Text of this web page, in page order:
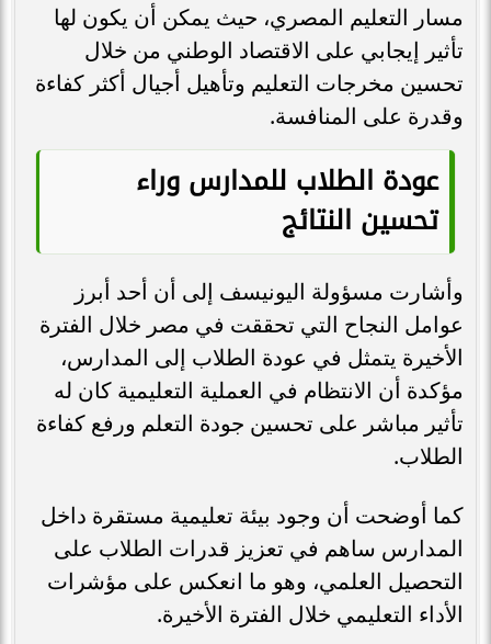
مسار التعليم المصري، حيث يمكن أن يكون لها
تأثير إيجابي على الاقتصاد الوطني من خلال
تحسين مخرجات التعليم وتأهيل أجيال أكثر كفاءة
وقدرة على المنافسة.
عودة الطلاب للمدارس وراء
تحسين النتائج
وأشارت مسؤولة اليونيسف إلى أن أحد أبرز
عوامل النجاح التي تحققت في مصر خلال الفترة
الأخيرة يتمثل في عودة الطلاب إلى المدارس،
مؤكدة أن الانتظام في العملية التعليمية كان له
تأثير مباشر على تحسين جودة التعلم ورفع كفاءة
الطلاب.
كما أوضحت أن وجود بيئة تعليمية مستقرة داخل
المدارس ساهم في تعزيز قدرات الطلاب على
التحصيل العلمي، وهو ما انعكس على مؤشرات
الأداء التعليمي خلال الفترة الأخيرة.